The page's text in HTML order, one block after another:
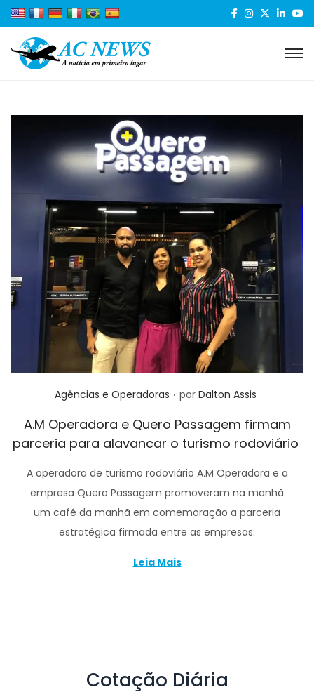
Posted in
Agências e Operadoras . por Dalton Assis
A.M Operadora e Quero Passagem firmam
parceria para alavancar o turismo rodoviário
A operadora de turismo rodoviário A.M Operadora e a
empresa Quero Passagem promoveram na manhã
um café da manhã em comemoração a parceria
estratégica firmada entre as empresas.
Leia Mais
Cotação Diária